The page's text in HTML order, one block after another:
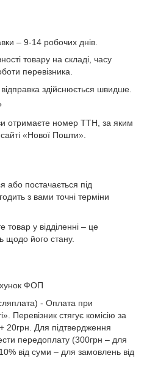
– 9-14 робочих днів.
товару на складі, часу
перевізника.
здійснюється швидше.
отримаєте номер ТТН, за яким
«Нової Пошти».
або постачається під
з вами точні терміни
товар у відділенні – це
щодо його стану.
ФОП
- Оплата при
Перевізник стягує комісію за
20грн. Для підтвердження
передоплату (300грн – для
від суми – для замовлень від